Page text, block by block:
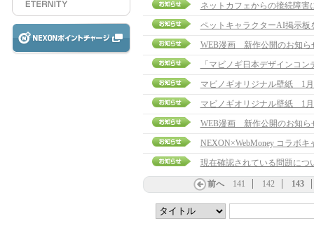
ネットカフェからの接続障害
ペットキャラクターAI掲示板
WEB漫画 新作公開のお知ら
「マビノギ日本デザインコ
マビノギオリジナル壁紙 1
マビノギオリジナル壁紙 1
WEB漫画 新作公開のお知ら
NEXON×WebMoney コラボ
現在確認されている問題につ
前へ 141 142 143